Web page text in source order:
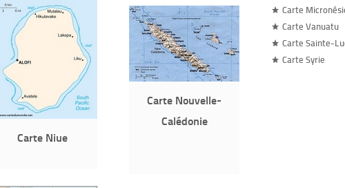
Carte Niue
Carte Nouvelle-
Calédonie
Carte
Carte Vanuatu
Carte Sainte-
Carte Syrie